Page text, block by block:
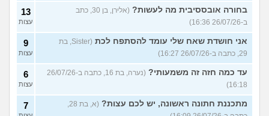
בחורה אובססיבית מה לעשות?
(אלירן, בן 30, כתב
ב-26/07/26 16:36)
13
עצות
אני חושדת שאח שלי עומד להסתפח לכת
(Sister, בת
29, כתבה ב-26/07/26 16:27)
9
עצות
עד כמה חזה זה משמעותי?
(נערה, בת 16, כתבה ב-26/07/26
16:18)
6
עצות
מתכננת חתונה ראשונה, יש לכם עצות?
(א, בת 28,
7